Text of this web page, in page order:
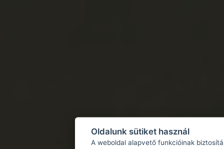
Oldalunk sütiket használ
A weboldal alapvető funkcióinak